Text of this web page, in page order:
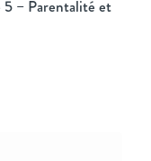
5 – Parentalité et